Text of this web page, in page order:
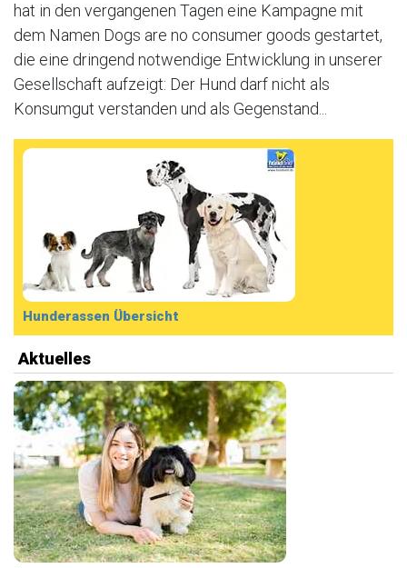
hat in den vergangenen Tagen eine Kampagne mit
dem Namen Dogs are no consumer goods gestartet,
die eine dringend notwendige Entwicklung in unserer
Gesellschaft aufzeigt: Der Hund darf nicht als
Konsumgut verstanden und als Gegenstand...
Hunderassen Übersicht
Aktuelles